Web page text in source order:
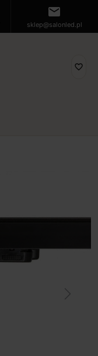
mail
sklep@salonled.pl
favorite_border